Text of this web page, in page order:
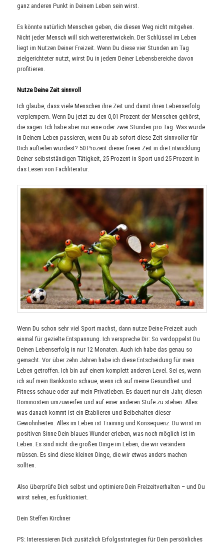
ganz anderen Punkt in Deinem Leben sein wirst.
Es könnte natürlich Menschen geben, die diesen Weg nicht mitgehen.
Nicht jeder Mensch will sich weiterentwickeln. Der Schlüssel im Leben
liegt im Nutzen Deiner Freizeit. Wenn Du diese vier Stunden am Tag
zielgerichteter nutzt, wirst Du in jedem Deiner Lebensbereiche davon
profitieren.
Nutze Deine Zeit sinnvoll
Ich glaube, dass viele Menschen ihre Zeit und damit ihren Lebenserfolg
verplempern. Wenn Du jetzt zu den 0,01 Prozent der Menschen gehörst,
die sagen: Ich habe aber nur eine oder zwei Stunden pro Tag. Was würde
in Deinem Leben passieren, wenn Du ab sofort diese Zeit sinnvoller für
Dich aufteilen würdest? 50 Prozent dieser freien Zeit in die Entwicklung
Deiner selbstständigen Tätigkeit, 25 Prozent in Sport und 25 Prozent in
das Lesen von Fachliteratur.
Wenn Du schon sehr viel Sport machst, dann nutze Deine Freizeit auch
einmal für gezielte Entspannung. Ich verspreche Dir: So verdoppelst Du
Deinen Lebenserfolg in nur 12 Monaten. Auch ich habe das genau so
gemacht. Vor über zehn Jahren habe ich diese Entscheidung für mein
Leben getroffen. Ich bin auf einem komplett anderen Level. Sei es, wenn
ich auf mein Bankkonto schaue, wenn ich auf meine Gesundheit und
Fitness schaue oder auf mein Privatleben. Es dauert nur ein Jahr, diesen
Dominostein umzuwerfen und auf einer anderen Stufe zu stehen. Alles
was danach kommt ist ein Etablieren und Beibehalten dieser
Gewohnheiten. Alles im Leben ist Training und Konsequenz. Du wirst im
positiven Sinne Dein blaues Wunder erleben, was noch möglich ist im
Leben. Es sind nicht die großen Dinge im Leben, die wir verändern
müssen. Es sind diese kleinen Dinge, die wir etwas anders machen
sollten.
Also überprüfe Dich selbst und optimiere Dein Freizeitverhalten – und Du
wirst sehen, es funktioniert.
Dein Steffen Kirchner
PS: Interessieren Dich zusätzlich Erfolgsstrategien für Dein persönliches